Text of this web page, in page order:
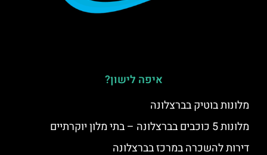
איפה לישון?
מלונות בוטיק בברצלונה
מלונות 5 כוכבים בברצלונה – בתי מלון יוקרתיים
דירות להשכרה במרכז בברצלונה